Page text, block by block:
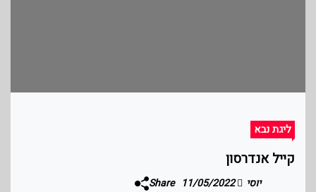
ליגת נבא
קייל אנדרסון
יוסי 11/05/2022
Share